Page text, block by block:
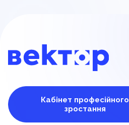
Кабінет професійного
зростання